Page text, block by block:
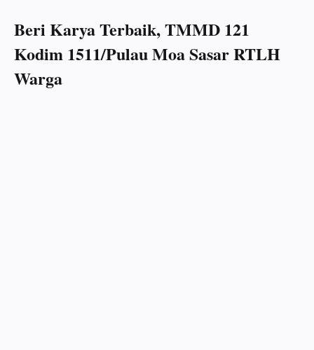
Beri Karya Terbaik, TMMD 121
Kodim 1511/Pulau Moa Sasar RTLH
Warga